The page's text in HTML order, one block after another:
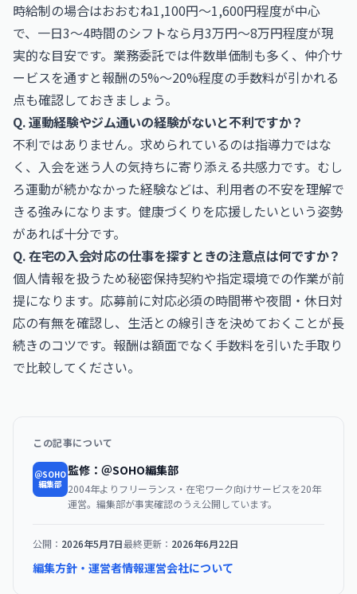
時給制の場合はおおむね1,100円〜1,600円程度が中心
で、一日3〜4時間のシフトなら月3万円〜8万円程度が現
実的な目安です。業務委託では件数単価制も多く、仲介サ
ービスを通すと報酬の5%〜20%程度の手数料が引かれる
点も確認しておきましょう。
Q. 運動経験やジム通いの経験がないと不利ですか？
不利ではありません。求められているのは指導力ではな
く、入会を迷う人の気持ちに寄り添える共感力です。むし
ろ運動が続かなかった経験などは、利用者の不安を理解で
きる強みになります。健康づくりを応援したいという姿勢
があれば十分です。
Q. 在宅の入会対応の仕事を探すときの注意点は何ですか？
個人情報を扱うため秘密保持契約や指定環境での作業が前
提になります。応募前に対応必須の時間帯や夜間・休日対
応の有無を確認し、生活との線引きを決めておくことが長
続きのコツです。報酬は額面でなく手数料を引いた手取り
で比較してください。
この記事について
＠SOHO
編集部
監修：＠SOHO編集部
2004年よりフリーランス・在宅ワーク向けサービスを20年
運営。編集部が事実確認のうえ公開しています。
公開： 2026年5月7日最終更新： 2026年6月22日
編集方針・運営者情報運営会社について